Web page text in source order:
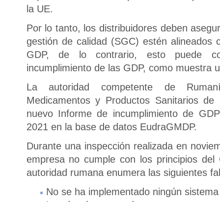
la UE.
Por lo tanto, los distribuidores deben
gestión de calidad (SGC) estén alineados
GDP, de lo contrario, esto puede
incumplimiento de las GDP, como muestra
La autoridad competente de
Medicamentos y Productos Sanitarios
nuevo Informe de incumplimiento de
2021 en la base de datos EudraGMDP.
Durante una inspección realizada en
empresa no cumple con los principios
autoridad rumana enumera las siguientes
No se ha implementado ningún